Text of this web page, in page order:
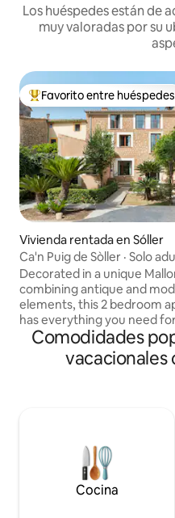
Los huéspedes están de
muy valoradas por su
Favorito entre huéspedes
Favorito entre huéspedes
Vivienda rentada en Sóller
Ca'n Puig de Sòller · Solo
apartam...
Decorated in a unique
combining antique and
elements, this 2 bedroom
has everything you need
holiday on the island. Each bedroom has
its own bathroom and the
features a comfortable
anything you need. This accommodation
is for adults only. Storing bicycles inside
the apartment or in the
common areas is not
Comodidades
vacacionales
Cocina